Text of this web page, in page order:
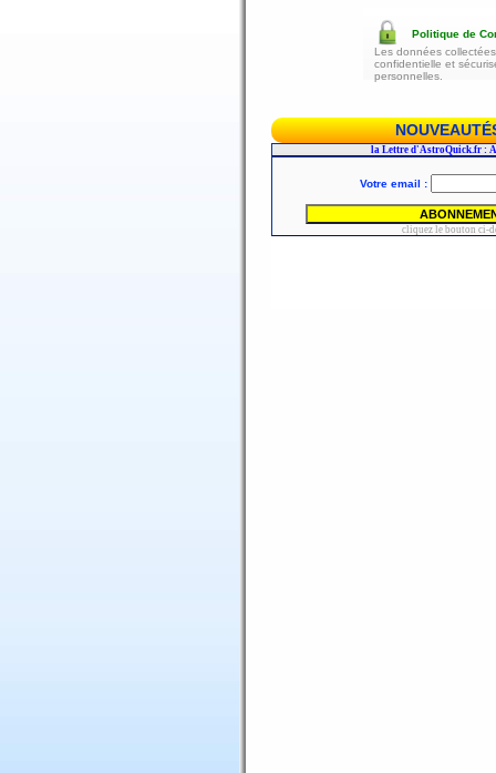
Politique de
Les données
confidentielle et
personnelles.